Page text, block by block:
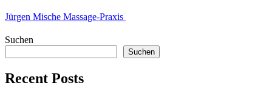
Jürgen Mische Massage-Praxis
Suchen
Suchen
Recent Posts